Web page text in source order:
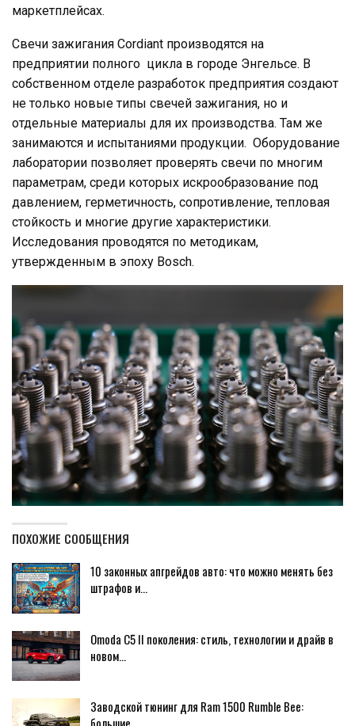
маркетплейсах.
Свечи зажигания Cordiant производятся на
предприятии полного цикла в городе Энгельсе. В
собственном отделе разработок предприятия создают
не только новые типы свечей зажигания, но и
отдельные материалы для их производства. Там же
занимаются и испытаниями продукции. Оборудование
лаборатории позволяет проверять свечи по многим
параметрам, среди которых искрообразование под
давлением, герметичность, сопротивление, тепловая
стойкость и многие другие характеристики.
Исследования проводятся по методикам,
утвержденным в эпоху Bosch.
ПОХОЖИЕ СООБЩЕНИЯ
10 законных апгрейдов авто: что можно менять без
штрафов и…
Omoda C5 II поколения: стиль, технологии и драйв в
новом…
Заводской тюнинг для Ram 1500 Rumble Bee: